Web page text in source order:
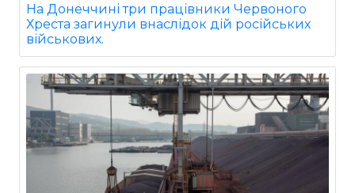
На Донеччині три працівники Червоного
Хреста загинули внаслідок дій російських
військових.